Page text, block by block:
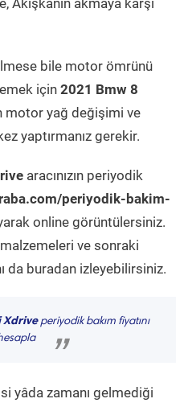
akmaya karşı
bile motor ömrünü
için 2021 Bmw 8
motor yağ değişimi ve
yaptırmanız gerekir.
aracınızın periyodik
periyodik-bakim-
online görüntülersiniz.
ve sonraki
da buradan izleyebilirsiniz.
Xdriveperiyodik bakım fiyatını
”
yâda zamanı gelmediği